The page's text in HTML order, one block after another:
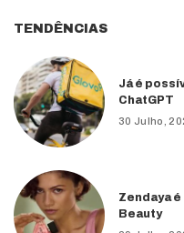
TENDÊNCIAS
Já é
ChatGPT
30 Julho,
Zendaya
Beauty